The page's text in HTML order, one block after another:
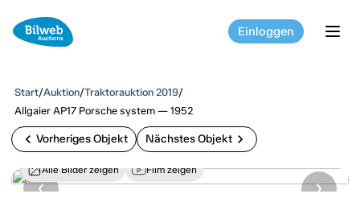
Einloggen
Start/Auktion/Traktorauktion 2019/
Allgaier AP17 Porsche system — 1952
chevron_left Vorheriges Objekt Nächstes Objekt chevron_right
Alle Bilder zeigen Film zeigen